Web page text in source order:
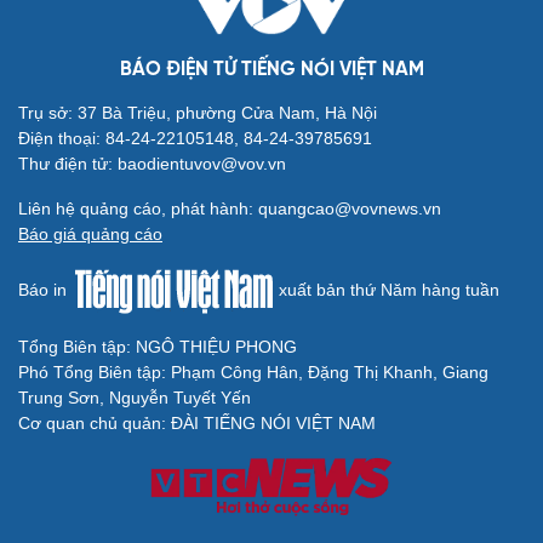
Thông tin doanh nghiệp
Doanh nhân
Vì cộng đồng
Công nghệ
Sành điệu
Trải nghiệm
Chuyển đổi số
Dinh dưỡng - món ngon
Cây thuốc
Sản phụ khoa
Nhi khoa
Làm đẹp - giảm cân
Phòng mạch online
Ăn sạch sống khỏe
Nhà đẹp
Sân khấu - Điện ảnh
Nghệ sĩ
Thời trang
BÁO ĐIỆN TỬ TIẾNG NÓI VIỆT NAM
Trụ sở: 37 Bà Triệu, phường Cửa Nam, Hà Nội
Điện thoại: 84-24-22105148, 84-24-39785691
Thư điện tử: baodientuvov@vov.vn
Liên hệ quảng cáo, phát hành: quangcao@vovnews.vn
Báo giá quảng cáo
Báo in xuất bản thứ Năm hàng tuần
Tổng Biên tập: NGÔ THIỆU PHONG
Phó Tổng Biên tập: Phạm Công Hân, Đặng Thị Khanh, Giang
Trung Sơn, Nguyễn Tuyết Yến
Cơ quan chủ quản: ĐÀI TIẾNG NÓI VIỆT NAM